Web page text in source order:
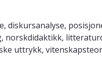
diskursanalyse,
norskdidaktikk,
uttrykk,